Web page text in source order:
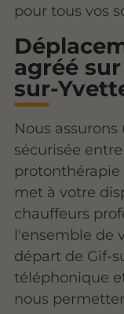
pour tous vos
agréé
sur-
Nous
sécurisée
met à votre
chauffeurs
l'ensemble de
départ de Gif-
téléphonique
nous